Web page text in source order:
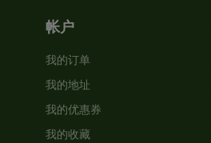
帐户
我的订单
我的地址
我的优惠券
我的收藏